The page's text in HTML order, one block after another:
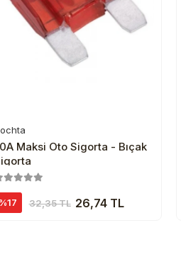
Sepete Ekle
Maksi Oto Sigorta - Bıçak
%17 32,35 TL 26,74 TL